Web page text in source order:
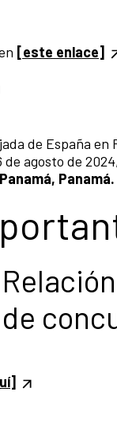
[este enlace]
de España en
agosto de
Panamá.